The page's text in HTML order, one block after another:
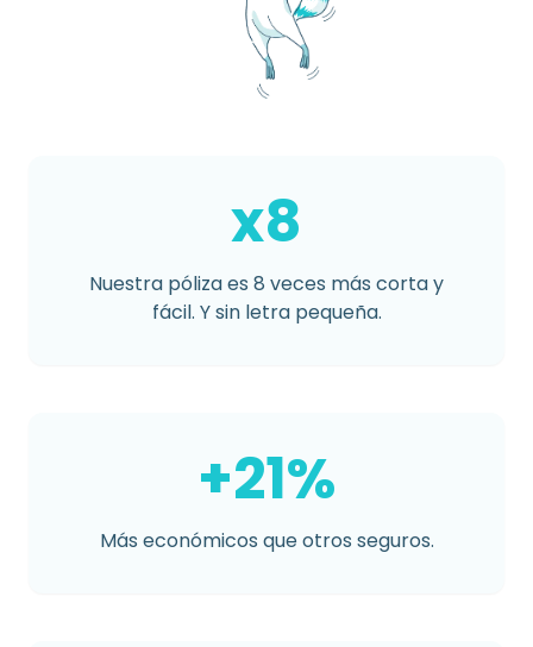
x8
Nuestra póliza es 8 veces más corta y
fácil. Y sin letra pequeña.
+21%
Más económicos que otros seguros.